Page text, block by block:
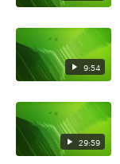
9:54
29:59